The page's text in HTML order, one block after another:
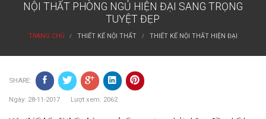
NỘI THẤT PHÒNG NGỦ HIỆN ĐẠI SANG TRỌNG
TUYỆT ĐẸP
TRANG CHỦ THIẾT KẾ NỘI THẤT THIẾT KẾ NỘI THẤT HIỆN ĐẠI
SHARE:
Ngày: 28-11-2017 Lượt xem: 2062